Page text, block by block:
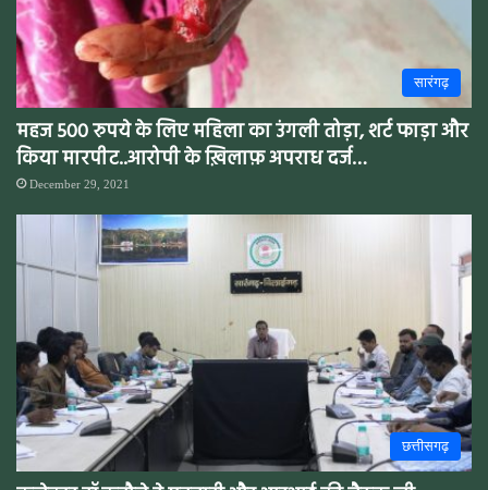
सारंगढ़
महज 500 रुपये के लिए महिला का उंगली तोड़ा, शर्ट फाड़ा और
किया मारपीट..आरोपी के ख़िलाफ़ अपराध दर्ज…
December 29, 2021
छत्तीसगढ़